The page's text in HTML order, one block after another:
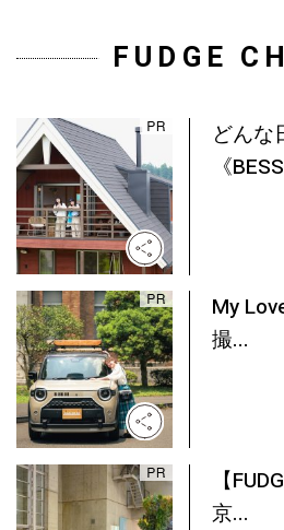
FUDGE
どんな
《
My
撮...
【
京...